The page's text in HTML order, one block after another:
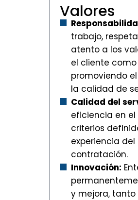
Valores
trabajo,
atento a los
el cliente
promoviendo
la calidad de
Calidad del
eficiencia en
criterios
experiencia
contratación.
Innovación:
y mejora,